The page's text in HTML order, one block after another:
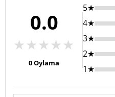
0.0
★★★★★
0Oylama
5★
4★
3★
2★
1★